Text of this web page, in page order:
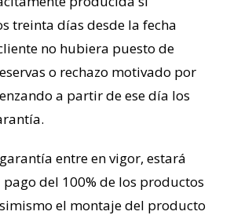
treinta días desde la fecha
no hubiera puesto de
o rechazo motivado por
a partir de ese día los
entre en vigor, estará
del 100% de los productos
el montaje del producto